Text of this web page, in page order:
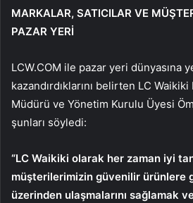
MARKALAR, SATICILAR VE
PAZAR YERİ
LCW.COM ile pazar yeri dünyasına
kazandırdıklarını belirten LC
Müdürü ve Yönetim Kurulu Üyesi
şunları söyledi:
“LC Waikiki olarak her zaman iyi
müşterilerimizin güvenilir ürünlere
üzerinden ulaşmalarını sağlamak